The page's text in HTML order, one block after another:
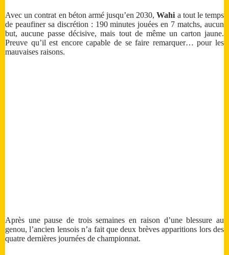
Avec un contrat en béton armé jusqu’en 2030,Wahi a tout le temps
de peaufiner sa discrétion : 190 minutes jouées en 7 matchs, aucun
but, aucune passe décisive, mais tout de même un carton jaune.
Preuve qu’il est encore capable de se faire remarquer… pour les
mauvaises raisons.
Après une pause de trois semaines en raison d’une blessure au
genou, l’ancien lensois n’a fait que deux brèves apparitions lors des
quatre dernières journées de championnat.